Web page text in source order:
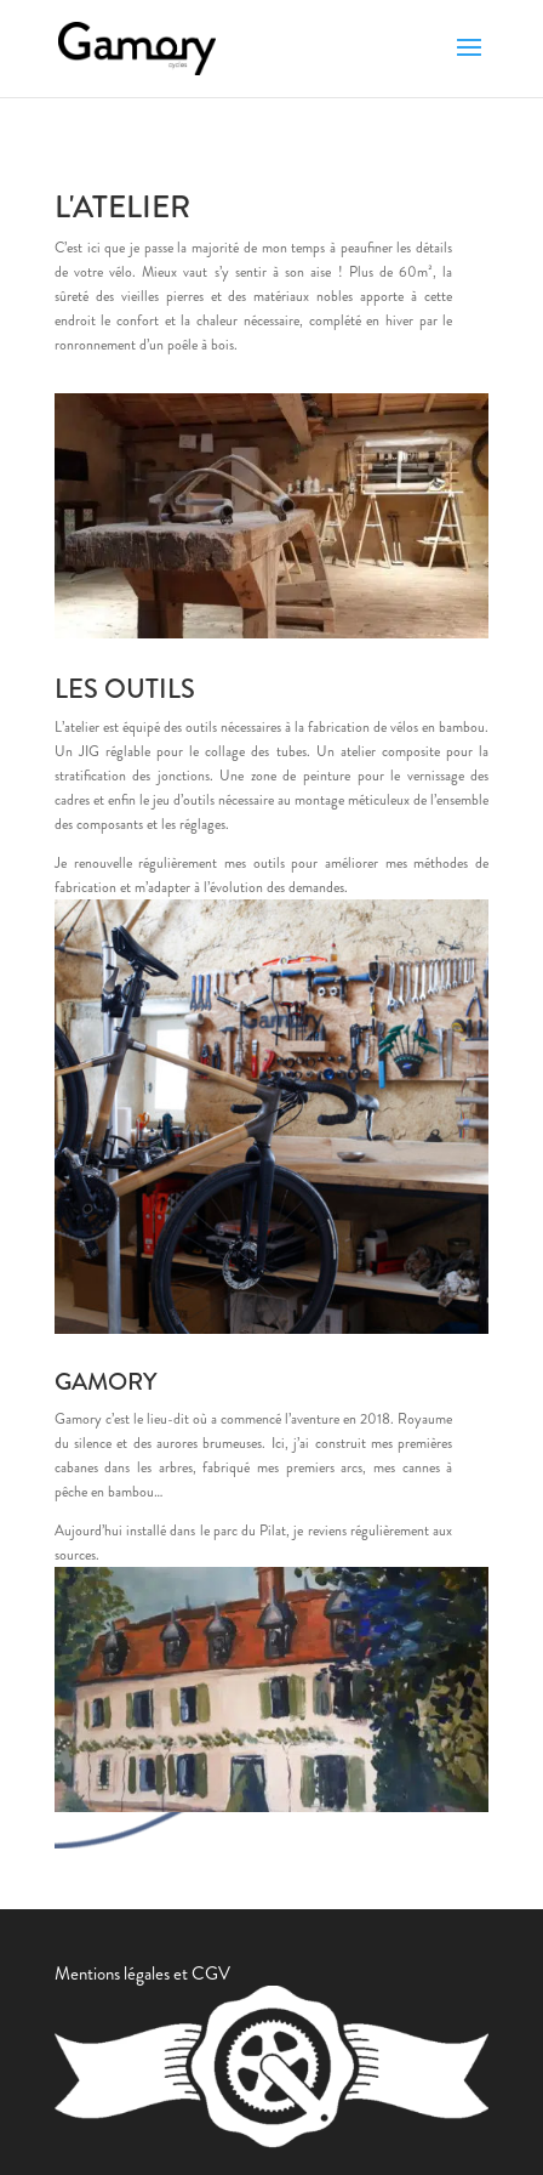
L'ATELIER
C’est ici que je passe la majorité de mon temps à peaufiner les détails
de votre vélo. Mieux vaut s’y sentir à son aise ! Plus de 60m², la
sûreté des vieilles pierres et des matériaux nobles apporte à cette
endroit le confort et la chaleur nécessaire, complété en hiver par le
ronronnement d’un poêle à bois.
LES OUTILS
L’atelier est équipé des outils nécessaires à la fabrication de vélos en bambou.
Un JIG réglable pour le collage des tubes. Un atelier composite pour la
stratification des jonctions. Une zone de peinture pour le vernissage des
cadres et enfin le jeu d’outils nécessaire au montage méticuleux de l’ensemble
des composants et les réglages.
Je renouvelle régulièrement mes outils pour améliorer mes méthodes de
fabrication et m’adapter à l’évolution des demandes.
GAMORY
Gamory c’est le lieu-dit où a commencé l’aventure en 2018. Royaume
du silence et des aurores brumeuses. Ici, j’ai construit mes premières
cabanes dans les arbres, fabriqué mes premiers arcs, mes cannes à
pêche en bambou…
Aujourd’hui installé dans le parc du Pilat, je reviens régulièrement aux
sources.
Mentions légales et CGV